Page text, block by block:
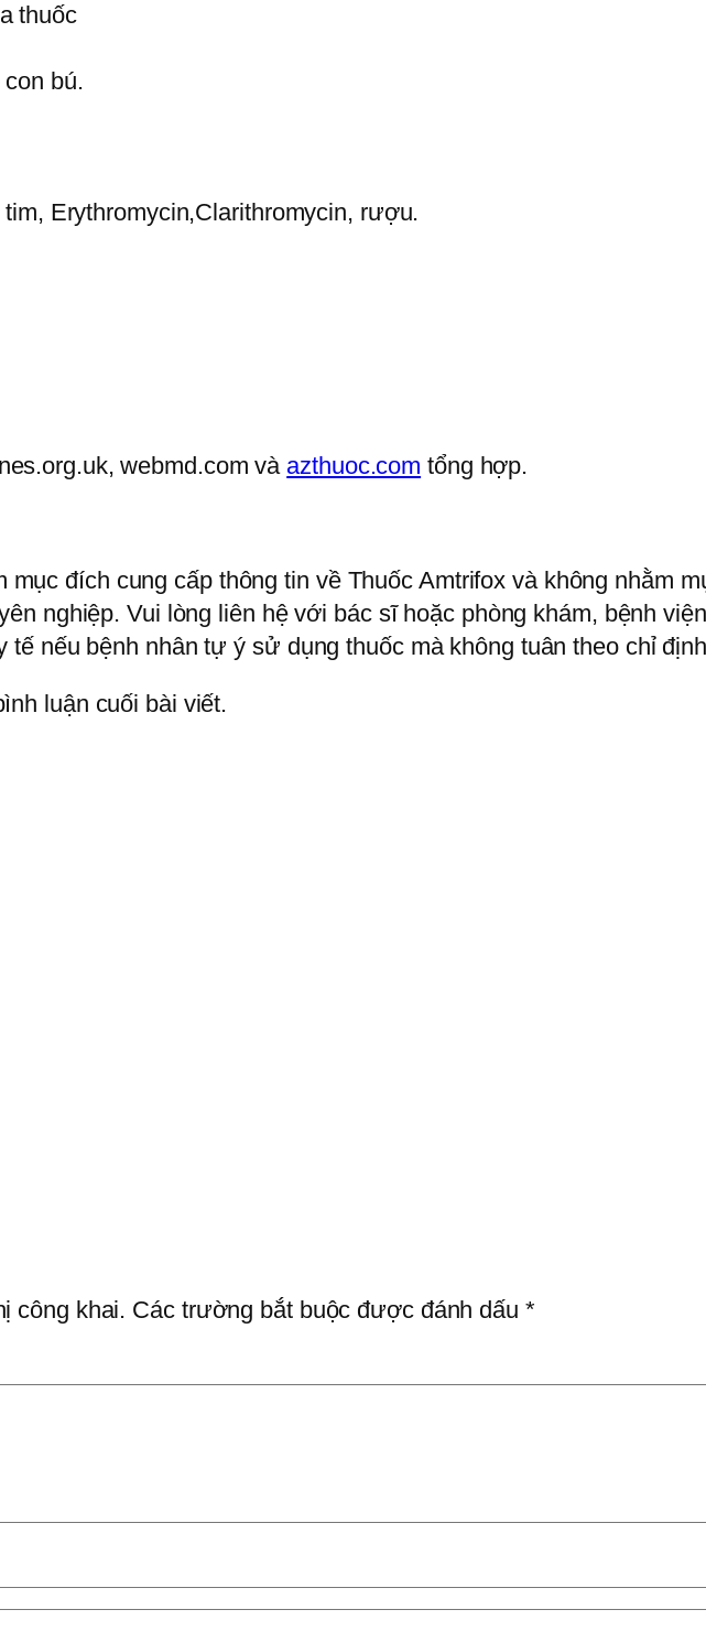
thuốc
bú.
Erythromycin,Clarithromycin, rượu.
webmd.com và azthuoc.com tổng hợp.
mục đích cung cấp thông tin về Thuốc Amtrifox và không nhằm
nghiệp. Vui lòng liên hệ với bác sĩ hoặc phòng khám, bệnh
tế nếu bệnh nhân tự ý sử dụng thuốc mà không tuân theo chỉ
luận cuối bài viết.
công khai. Các trường bắt buộc được đánh dấu *